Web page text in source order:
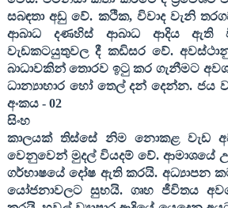
සබඳතා අඩු වේ. කථික, විවාද වැනි
ආබාධ දණහිස් ආබාධ ආදිය ඇති
වැඩකටයුතුවල දී කඩිසර වේ.
බාධාවකින් තොරව ඉටු කර ගැනීමට
ධාන්‍යාහාර හෝ තෙල් දන් දෙන්න. ජය
අංකය - 02
සිංහ
කාලයක් තිස්සේ නිම නොකළ වැඩ
වෙනුවෙන් මුදල් වියදම් වේ. ආමාශයේ
ගර්භාෂයේ දෝෂ ඇති කරයි. අධ්‍යාපන
යෝජනාවලට සුභයි. ගෘහ ජීවිතය